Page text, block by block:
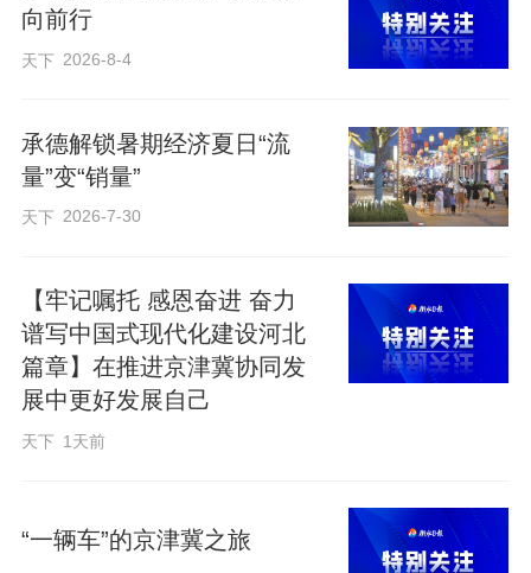
京冀协同路，穿山越岭来。自此，京
全长约184公里的京蔚高速全线通车后，打通了北京通向河北的“西大门”。图
为车辆行驶在京蔚高速与张涿高速互通枢纽。（河北日报资料片）河北日报记
向前行
天下 2026-8-4
承德解锁暑期经济夏日“流
量”变“销量”
天下 2026-7-30
【牢记嘱托 感恩奋进 奋力
谱写中国式现代化建设河北
篇章】在推进京津冀协同发
展中更好发展自己
天下 1天前
“一辆车”的京津冀之旅